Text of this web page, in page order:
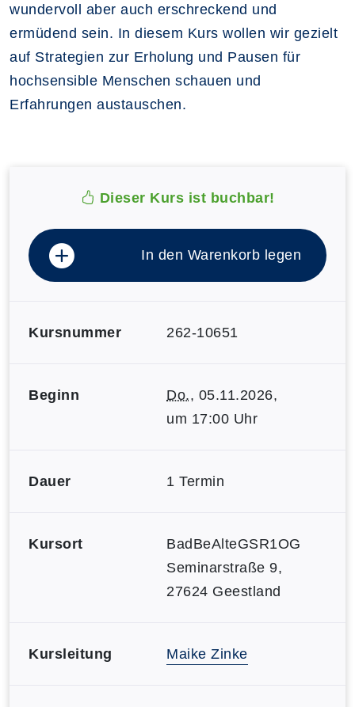
wundervoll aber auch erschreckend und
ermüdend sein. In diesem Kurs wollen wir gezielt
auf Strategien zur Erholung und Pausen für
hochsensible Menschen schauen und
Erfahrungen austauschen.
Dieser Kurs ist buchbar!
In den Warenkorb legen
Kursnummer 262-10651
Beginn Do., 05.11.2026,
um 17:00 Uhr
Dauer 1 Termin
Kursort
BadBeAlteGSR1OG
Seminarstraße 9,
27624 Geestland
Kursleitung Maike Zinke